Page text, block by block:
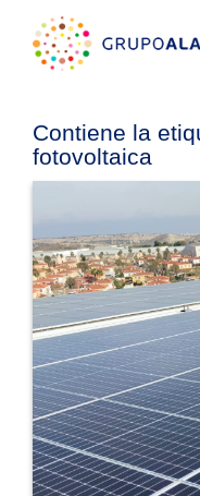
Contiene la
fotovoltaica